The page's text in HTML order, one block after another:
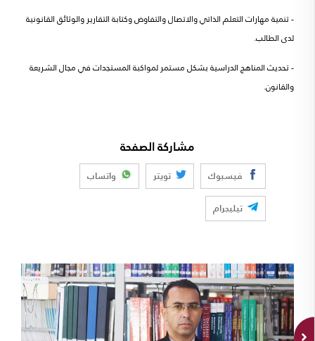
- تنمية مهارات التعلم الذاتي والاتصال والتفاوض وكتابة التقارير والوثائق القانونية
لدى الطالب.
- تحديث المناهج الدراسية بشكل مستمر لمواكبة المستجدات في مجال الشريعة
والقانون.
مشاركة الصفحة
فيسبوك تويتر
واتساب
تيليجرام